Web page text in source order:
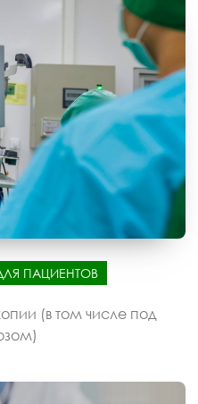
ПАЦИЕНТОВ
(в том числе под